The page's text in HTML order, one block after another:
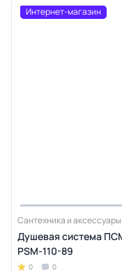
Интернет-магазин
Сантехника и аксессуары
Душевая система
PSM-110-89
0 0